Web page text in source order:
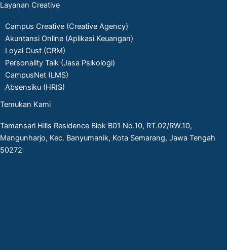
Layanan Creative
Campus Creative (Creative Agency)
Akuntansi Online (Aplikasi Keuangan)
Loyal Cust (CRM)
Personality Talk (Jasa Psikologi)
CampusNet (LMS)
Absensiku (HRIS)
Temukan Kami
Tamansari Hills Residence Blok B01 No.10, RT.02/RW.10,
Mangunharjo, Kec. Banyumanik, Kota Semarang, Jawa Tengah
50272